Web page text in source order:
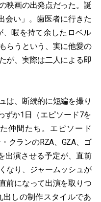
映画の出発点だった。誕
会い」。歯医者に行きた
、暇を持て余したロベル
らうという、実に他愛の
が、実際は二人による即
は、断続的に短編を撮り
ずか1日（エピソード7を
仲間たち。エピソード
クランのRZA、GZA、ゴ
出演させる予定が、直前
なり、ジャームッシュが
前になって出演を取りつ
しの制作スタイルであ